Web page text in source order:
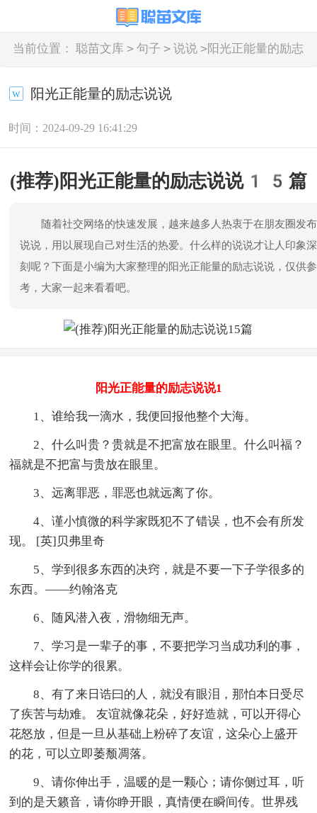
当前位置： 聪苗文库 > 句子 > 说说 >阳光正能量的励志
阳光正能量的励志说说
时间：2024-09-29 16:41:29
(推荐)阳光正能量的励志说说15篇
随着社交网络的快速发展，越来越多人热衷于在朋友圈发布
说说，用以展现自己对生活的热爱。什么样的说说才让人印象深
刻呢？下面是小编为大家整理的阳光正能量的励志说说，仅供参
考，大家一起来看看吧。
阳光正能量的励志说说1
1、谁给我一滴水，我便回报他整个大海。
2、什么叫贵？贵就是不把富放在眼里。什么叫福？
福就是不把富与贵放在眼里。
3、远离罪恶，罪恶也就远离了你。
4、谨小慎微的科学家既犯不了错误，也不会有所发
现。 [英]贝弗里奇
5、学到很多东西的决窍，就是不要一下子学很多的
东西。——约翰洛克
6、随风潜入夜，滑物细无声。
7、学习是一辈子的事，不要把学习当成功利的事，
这样会让你学的很累。
8、有了来日诰曰的人，就没有眼泪，那怕本日受尽
了疾苦与劫难。 友谊就像花朵，好好造就，可以开得心
花怒放，但是一旦从基础上粉碎了友谊，这朵心上盛开
的花，可以立即萎颓凋落。
9、请你伸出手，温暖的是一颗心；请你侧过耳，听
到的是天籁音，请你睁开眼，真情便在瞬间传。世界残